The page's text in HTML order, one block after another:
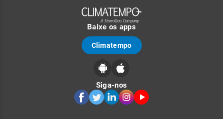
Baixe os apps
Climatempo
Siga-nos